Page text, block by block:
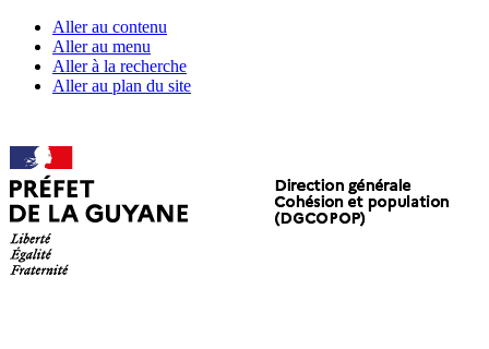
Aller au contenu
Aller au menu
Aller à la recherche
Aller au plan du site